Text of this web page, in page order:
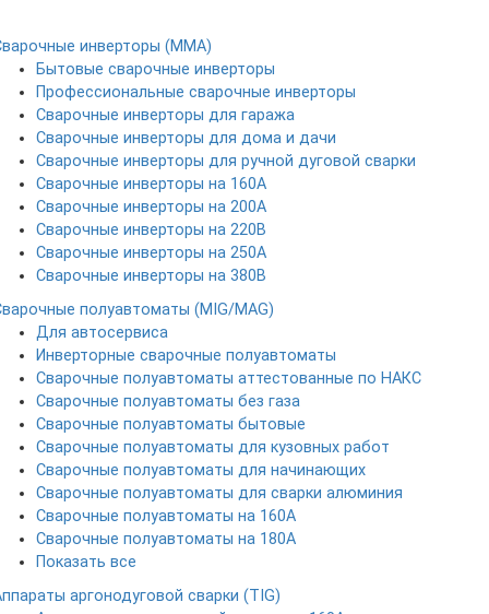
инверторы (MMA)
Бытовые сварочные инверторы
Профессиональные сварочные инверторы
Сварочные инверторы для гаража
Сварочные инверторы для дома и дачи
Сварочные инверторы для ручной дуговой сварки
Сварочные инверторы на 160А
Сварочные инверторы на 200А
Сварочные инверторы на 220В
Сварочные инверторы на 250А
Сварочные инверторы на 380В
полуавтоматы (MIG/MAG)
Для автосервиса
Инверторные сварочные полуавтоматы
Сварочные полуавтоматы аттестованные по НАКС
Сварочные полуавтоматы без газа
Сварочные полуавтоматы бытовые
Сварочные полуавтоматы для кузовных работ
Сварочные полуавтоматы для начинающих
Сварочные полуавтоматы для сварки алюминия
Сварочные полуавтоматы на 160А
Сварочные полуавтоматы на 180А
Показать все
аргонодуговой сварки (TIG)